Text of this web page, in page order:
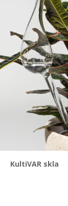
KultiVAR skla